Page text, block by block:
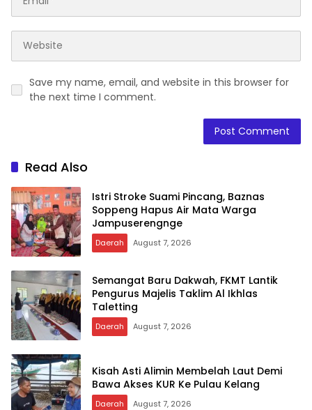
Save my name, email, and website in this browser for
the next time I comment.
Read Also
Istri Stroke Suami Pincang, Baznas
Soppeng Hapus Air Mata Warga
Jampuserengnge
Daerah August 7, 2026
Semangat Baru Dakwah, FKMT Lantik
Pengurus Majelis Taklim Al Ikhlas
Taletting
Daerah August 7, 2026
Kisah Asti Alimin Membelah Laut Demi
Bawa Akses KUR Ke Pulau Kelang
Daerah August 7, 2026